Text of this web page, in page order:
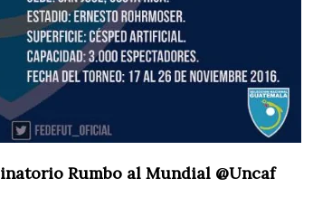
Rumbo al Mundial @Uncaf